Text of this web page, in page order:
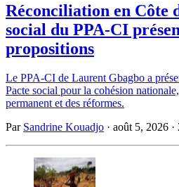
Réconciliation en Côte
social du PPA-CI
propositions
Le PPA-CI de Laurent Gbagbo a
Pacte social pour la cohésion
permanent et des réformes.
Par Sandrine Kouadjo · août 5, 2026 ·